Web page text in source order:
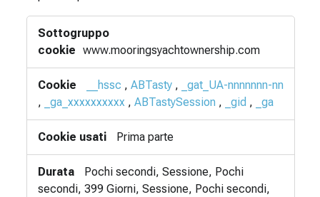
Cookie
prestazionewww.mooringsyachtownership.com
__hssc , ABTasty ,
_gat_UA-nnnnnnn-nn
,
_ga_xxxxxxxxxx , ABTastySession , _gid , _ga
Prima parte
Pochi secondi, Sessione, Pochi
secondi, 399 Giorni, Sessione, Pochi secondi,